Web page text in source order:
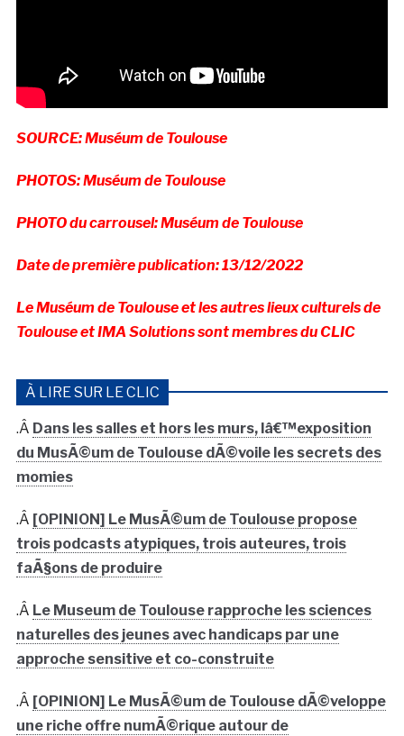
SOURCE: Muséum de Toulouse
PHOTOS: Muséum de Toulouse
PHOTO du carrousel: Muséum de Toulouse
Date de première publication: 13/12/2022
Le Muséum de Toulouse et les autres lieux culturels de
Toulouse et IMA Solutions sont membres du CLIC
À LIRE SUR LE CLIC
.Â Dans les salles et hors les murs, lâ€™exposition
du MusÃ©um de Toulouse dÃ©voile les secrets des
momies
.Â [OPINION] Le MusÃ©um de Toulouse propose
trois podcasts atypiques, trois auteures, trois
faÃ§ons de produire
.Â Le Museum de Toulouse rapproche les sciences
naturelles des jeunes avec handicaps par une
approche sensitive et co-construite
.Â [OPINION] Le MusÃ©um de Toulouse dÃ©veloppe
une riche offre numÃ©rique autour de